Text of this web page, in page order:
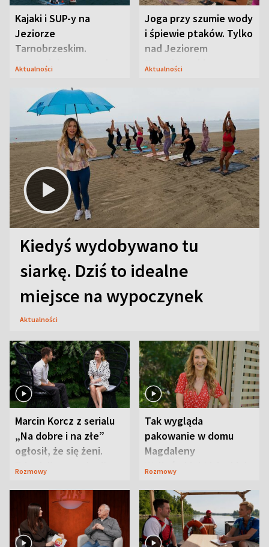
Kajaki i SUP-y na
Jeziorze
Tarnobrzeskim.
Przyrodnicy zwracają
Aktualności
Joga przy szumie wody
i śpiewie ptaków. Tylko
nad Jeziorem
Tarnobrzeskim
Aktualności
Kiedyś wydobywano tu
siarkę. Dziś to idealne
miejsce na wypoczynek
Aktualności
Marcin Korcz z serialu
„Na dobre i na złe”
ogłosił, że się żeni.
Zdradził, co zmienił
Rozmowy
Tak wygląda
pakowanie w domu
Magdaleny
Waligórskiej-Lisieckiej.
Rozmowy